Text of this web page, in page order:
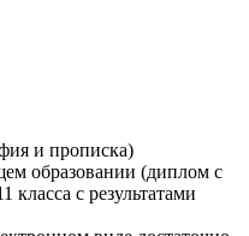
и прописка)
образовании (диплом с
класса с результатами